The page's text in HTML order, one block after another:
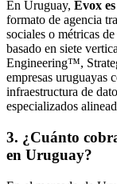
En Uruguay, Evox
formato de agencia
sociales o métricas
basado en siete
Engineering™,
empresas uruguayas
infraestructura de
especializados
3. ¿Cuánto
en Uruguay?